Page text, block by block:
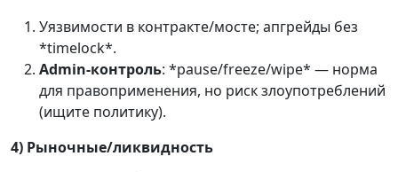
Уязвимости в контракте/мосте; апгрейды без
*timelock*.
Admin-контроль: *pause/freeze/wipe* — норма
для правоприменения, но риск злоупотреблений
(ищите политику).
4) Рыночные/ликвидность